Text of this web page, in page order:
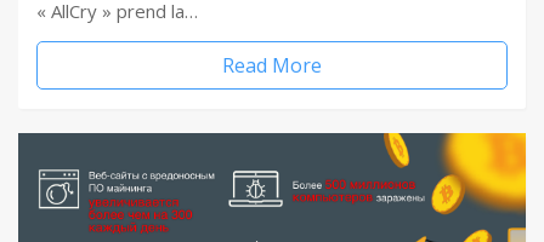
« AllCry » prend la…
Read More